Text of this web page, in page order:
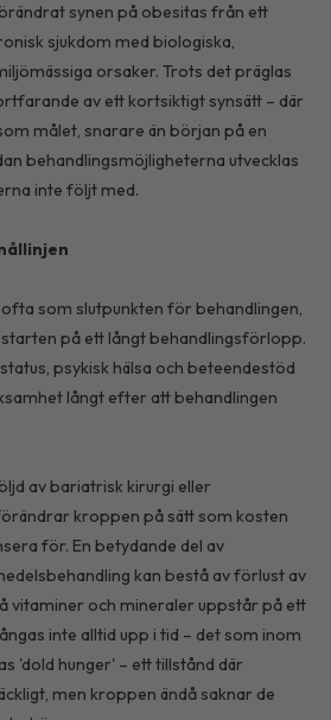
synen på obesitas från ett
sjukdom med biologiska,
orsaker. Trots det präglas
av ett kortsiktigt synsätt – där
målet, snarare än början på en
behandlingsmöjligheterna utvecklas
inte följt med.
som slutpunkten för behandlingen,
starten på ett långt behandlingsförlopp.
psykisk hälsa och beteendestöd
långt efter att behandlingen
av bariatrisk kirurgi eller
kroppen på sätt som kosten
för. En betydande del av
kan bestå av förlust av
vitaminer och mineraler uppstår på ett
inte alltid upp i tid – det som inom
'dold hunger' – ett tillstånd där
men kroppen ändå saknar de